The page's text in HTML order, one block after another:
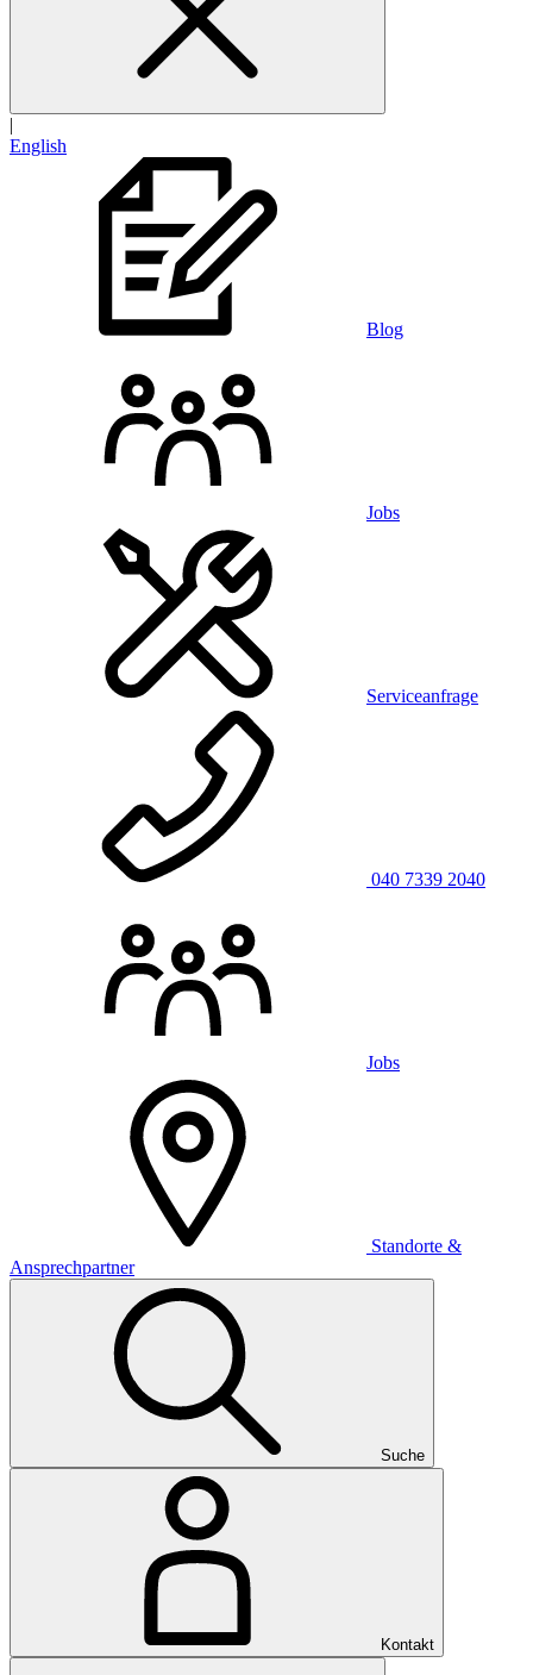
|
English
Blog
Jobs
Serviceanfrage
040 7339 2040
Jobs
Standorte &
Ansprechpartner
Suche
Kontakt